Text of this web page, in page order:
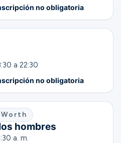
no obligatoria
a 22:30
no obligatoria
hombres
a. m.